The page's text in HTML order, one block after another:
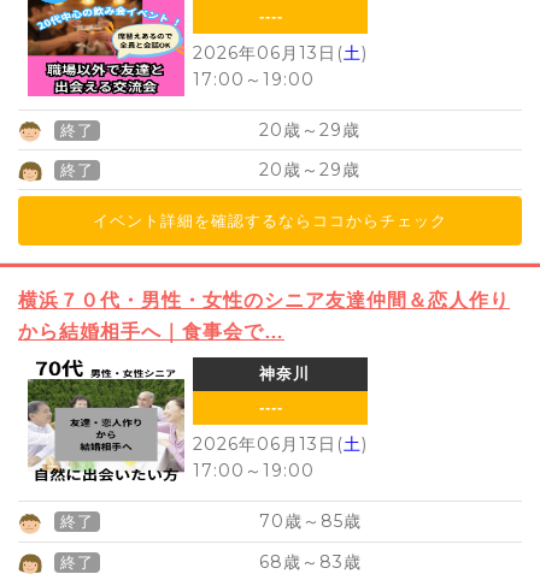
----
2026年06月13日(土)
17:00 ～ 19:00
終了 20歳～ 29歳
終了 20歳～ 29歳
イベント詳細を確認するならココからチェック
横浜７０代・男性・女性のシニア友達仲間＆恋人作り
から結婚相手へ｜食事会で…
神奈川
----
2026年06月13日(土)
17:00 ～ 19:00
終了 70歳～ 85歳
終了 68歳～ 83歳